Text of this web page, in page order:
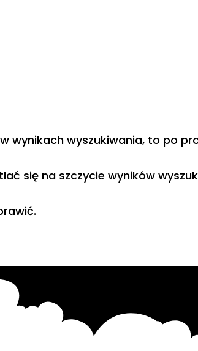
wynikach wyszukiwania, to po
się na szczycie wyników